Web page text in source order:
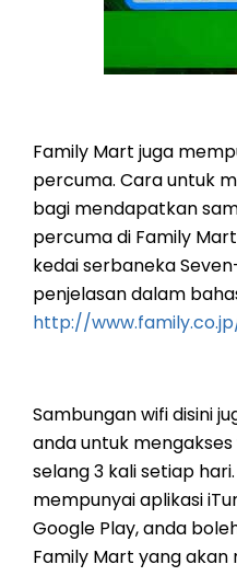
Family Mart juga
percuma. Cara untuk
bagi mendapatkan
percuma di Family
kedai serbaneka
penjelasan dalam
http://
Sambungan wifi disini
anda untuk
selang 3 kali setiap
mempunyai aplikasi
Google Play, anda
Family Mart yang